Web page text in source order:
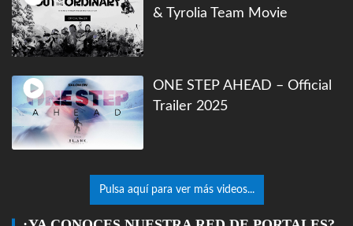
& Tyrolia Team Movie
ONE STEP AHEAD – Official
Trailer 2025
Pulsa aquí para ver más videos...